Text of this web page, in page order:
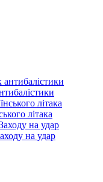
літака
на удар